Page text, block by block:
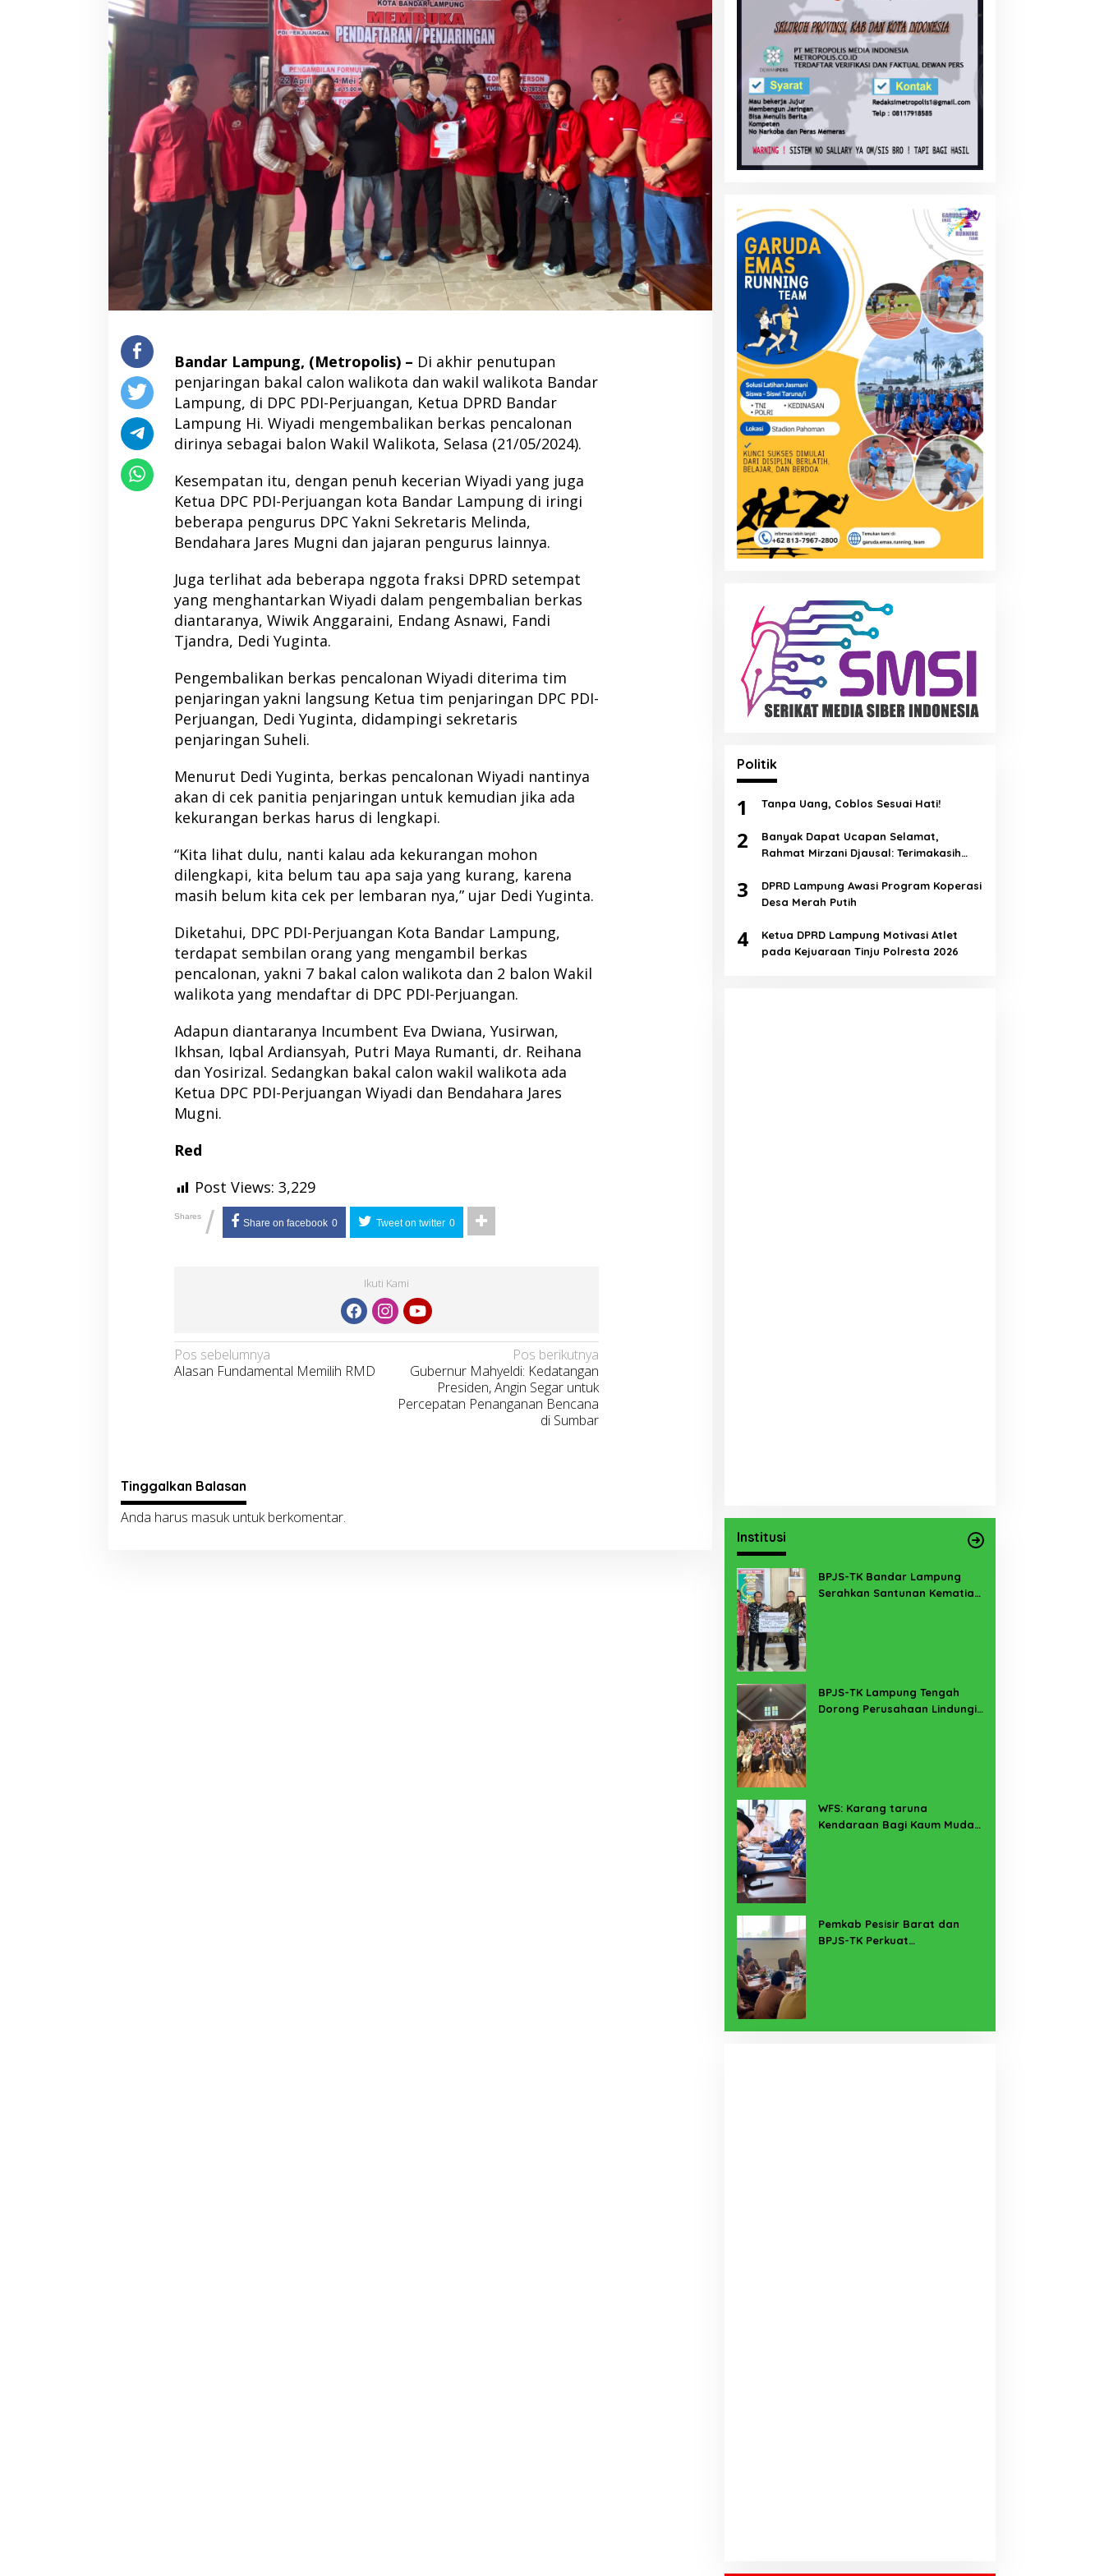
Bandar Lampung, (Metropolis) – Di akhir penutupan
penjaringan bakal calon walikota dan wakil walikota Bandar
Lampung, di DPC PDI-Perjuangan, Ketua DPRD Bandar
Lampung Hi. Wiyadi mengembalikan berkas pencalonan
dirinya sebagai balon Wakil Walikota, Selasa (21/05/2024).
Kesempatan itu, dengan penuh kecerian Wiyadi yang juga
Ketua DPC PDI-Perjuangan kota Bandar Lampung di iringi
beberapa pengurus DPC Yakni Sekretaris Melinda,
Bendahara Jares Mugni dan jajaran pengurus lainnya.
Juga terlihat ada beberapa nggota fraksi DPRD setempat
yang menghantarkan Wiyadi dalam pengembalian berkas
diantaranya, Wiwik Anggaraini, Endang Asnawi, Fandi
Tjandra, Dedi Yuginta.
Pengembalikan berkas pencalonan Wiyadi diterima tim
penjaringan yakni langsung Ketua tim penjaringan DPC PDI-
Perjuangan, Dedi Yuginta, didampingi sekretaris
penjaringan Suheli.
Menurut Dedi Yuginta, berkas pencalonan Wiyadi nantinya
akan di cek panitia penjaringan untuk kemudian jika ada
kekurangan berkas harus di lengkapi.
“Kita lihat dulu, nanti kalau ada kekurangan mohon
dilengkapi, kita belum tau apa saja yang kurang, karena
masih belum kita cek per lembaran nya,” ujar Dedi Yuginta.
Diketahui, DPC PDI-Perjuangan Kota Bandar Lampung,
terdapat sembilan orang yang mengambil berkas
pencalonan, yakni 7 bakal calon walikota dan 2 balon Wakil
walikota yang mendaftar di DPC PDI-Perjuangan.
Adapun diantaranya Incumbent Eva Dwiana, Yusirwan,
Ikhsan, Iqbal Ardiansyah, Putri Maya Rumanti, dr. Reihana
dan Yosirizal. Sedangkan bakal calon wakil walikota ada
Ketua DPC PDI-Perjuangan Wiyadi dan Bendahara Jares
Mugni.
Red
Post Views: 3,229
Shares / Share on facebook 0 Tweet on twitter 0
Ikuti Kami
Navigasi
pos
Pos sebelumnya
Alasan Fundamental Memilih RMD
Pos berikutnya
Gubernur Mahyeldi: Kedatangan
Presiden, Angin Segar untuk
Percepatan Penanganan Bencana
di Sumbar
Tinggalkan Balasan
Anda harus masukuntuk berkomentar.
Politik
1 Tanpa Uang, Coblos Sesuai Hati!
2
Banyak Dapat Ucapan Selamat,
Rahmat Mirzani Djausal: Terimakasih
3
DPRD Lampung Awasi Program Koperasi
Desa Merah Putih
4
Ketua DPRD Lampung Motivasi Atlet
pada Kejuaraan Tinju Polresta 2026
Institusi
BPJS-TK Bandar Lampung
Serahkan Santunan Kematian
BPJS-TK Lampung Tengah
Dorong Perusahaan Lindungi
WFS: Karang taruna
Kendaraan Bagi Kaum Muda
Pemkab Pesisir Barat dan
BPJS-TK Perkuat